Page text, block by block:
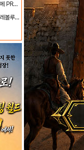
우마무스메 PRETTY DERBY
리니지2 레볼루션